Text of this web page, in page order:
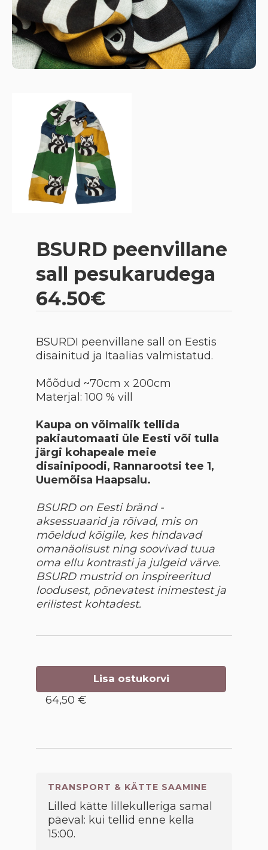
BSURD peenvillane
sall pesukarudega
64.50€
BSURDI peenvillane sall on Eestis
disainitud ja Itaalias valmistatud.
Mõõdud ~70cm x 200cm
Materjal: 100 % vill
Kaupa on võimalik tellida
pakiautomaati üle Eesti või tulla
järgi kohapeale meie
disainipoodi, Rannarootsi tee 1,
Uuemõisa Haapsalu.
BSURD on Eesti bränd -
aksessuaarid ja rõivad, mis on
mõeldud kõigile, kes hindavad
omanäolisust ning soovivad tuua
oma ellu kontrasti ja julgeid värve.
BSURD mustrid on inspireeritud
loodusest, põnevatest inimestest ja
erilistest kohtadest.
Lisa ostukorvi
64,50 €
TRANSPORT & KÄTTE SAAMINE
Lilled kätte lillekulleriga samal
päeval: kui tellid enne kella
15:00.